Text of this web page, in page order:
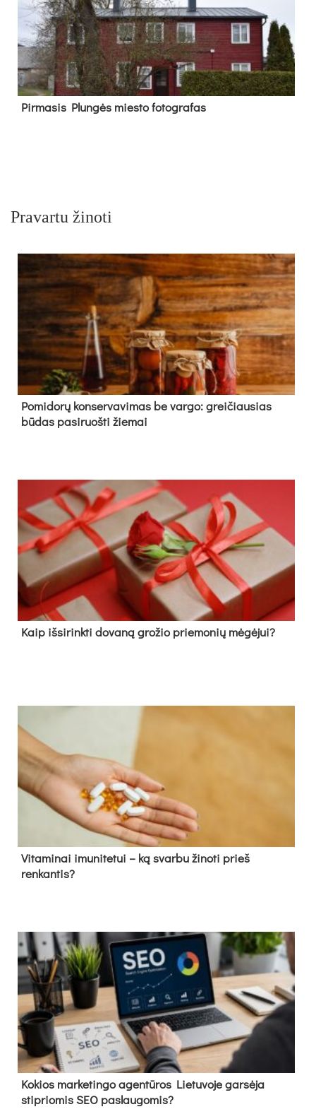
Pir­ma­sis Plun­gės mies­to fo­tog­ra­fas
Pravartu žinoti
Pomidorų konservavimas be vargo: greičiausias
būdas pasiruošti žiemai
Kaip išsirinkti dovaną grožio priemonių mėgėjui?
Vitaminai imunitetui – ką svarbu žinoti prieš
renkantis?
Kokios marketingo agentūros Lietuvoje garsėja
stipriomis SEO paslaugomis?